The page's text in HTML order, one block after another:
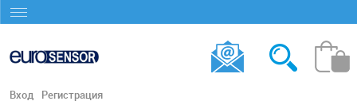
Вход Регистрация